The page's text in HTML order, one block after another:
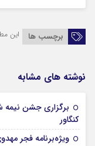
برچسب ها این
نوشته های مشابه
برگزاری جشن نیمه
کنگاور
ویژه‌برنامه‌ فجر